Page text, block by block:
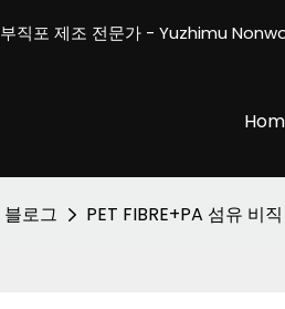
직포 제조 전문가 - Yuzhimu
블로그 PET FIBRE+PA 섬유 비